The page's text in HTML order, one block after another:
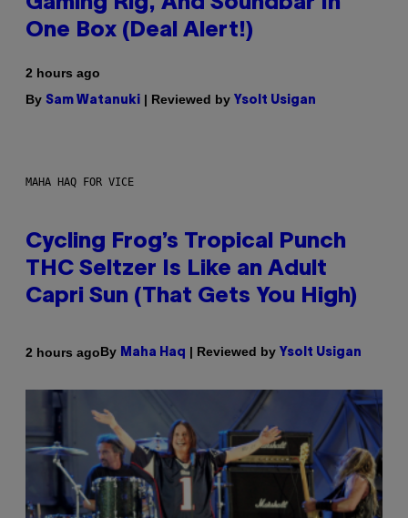
Gaming Rig, And Soundbar In
One Box (Deal Alert!)
2 hours ago
By Sam Watanuki | Reviewed by Ysolt Usigan
MAHA HAQ FOR VICE
Cycling Frog’s Tropical Punch
THC Seltzer Is Like an Adult
Capri Sun (That Gets You High)
2 hours agoBy Maha Haq | Reviewed by Ysolt Usigan